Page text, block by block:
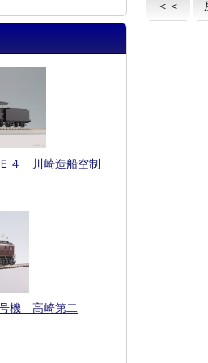
＜＜
４ 川崎造船空制
機 高崎第二